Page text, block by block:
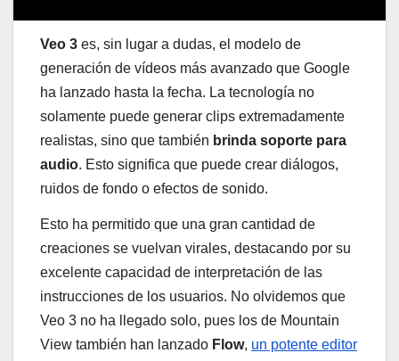
Veo 3 es, sin lugar a dudas, el modelo de
generación de vídeos más avanzado que Google
ha lanzado hasta la fecha. La tecnología no
solamente puede generar clips extremadamente
realistas, sino que también brinda soporte para
audio. Esto significa que puede crear diálogos,
ruidos de fondo o efectos de sonido.
Esto ha permitido que una gran cantidad de
creaciones se vuelvan virales, destacando por su
excelente capacidad de interpretación de las
instrucciones de los usuarios. No olvidemos que
Veo 3 no ha llegado solo, pues los de Mountain
View también han lanzado Flow, un potente editor